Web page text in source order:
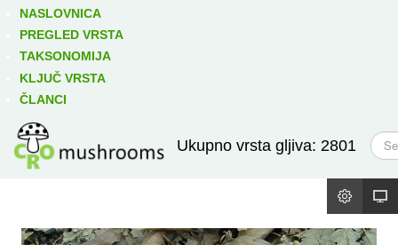
NASLOVNICA
PREGLED VRSTA
TAKSONOMIJA
KLJUČ VRSTA
ČLANCI
Ukupno vrsta gljiva: 2801
T
r
ž
Izravno podređene niže takse: